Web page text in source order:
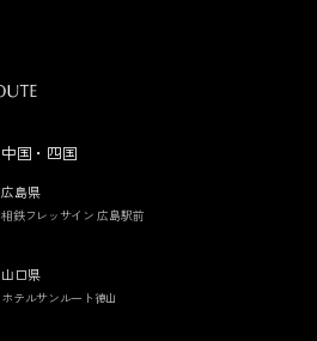
中国・四国
広島県
相鉄フレッサイン 広島駅前
山口県
ホテルサンルート徳山